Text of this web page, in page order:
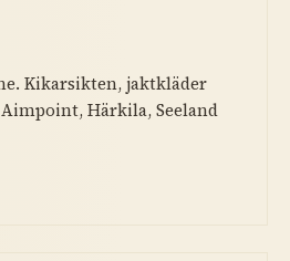
Kikarsikten, jaktkläder
Härkila, Seeland